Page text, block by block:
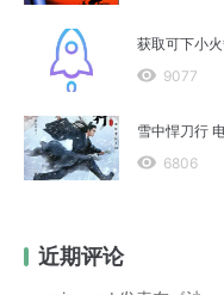
获取可下小
9077
雪中悍刀行
6806
近期评论